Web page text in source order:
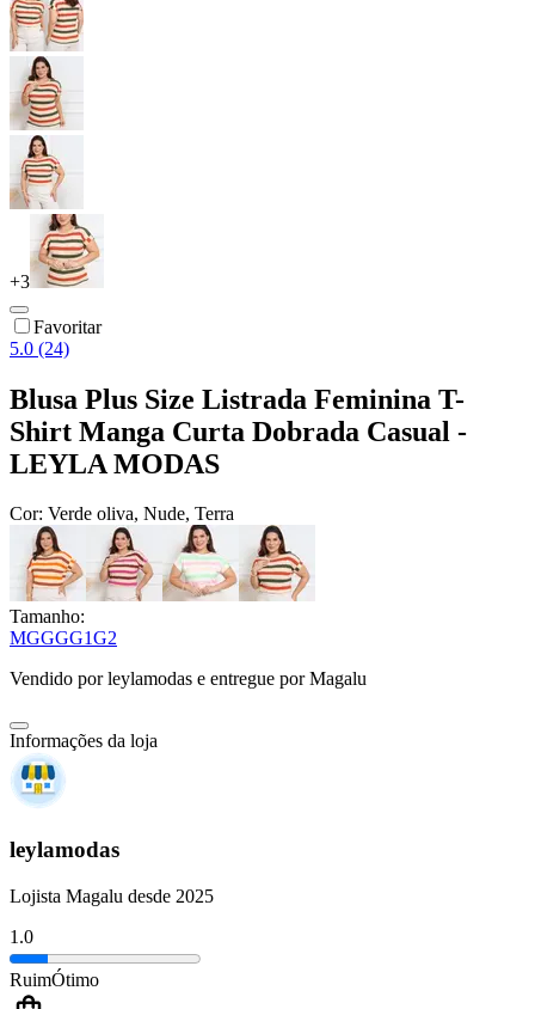
+3
Favoritar
5.0 (24)
Blusa Plus Size Listrada Feminina T-
Shirt Manga Curta Dobrada Casual -
LEYLA MODAS
Cor: Verde oliva, Nude, Terra
Tamanho:
MGGGG1G2
Vendido porleylamodas e entregue por Magalu
Informações da loja
leylamodas
Lojista Magalu desde 2025
1.0
RuimÓtimo